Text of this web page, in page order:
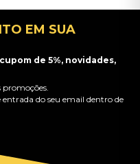
EM SUA
cupom de 5%, novidades,
do seu email dentro de